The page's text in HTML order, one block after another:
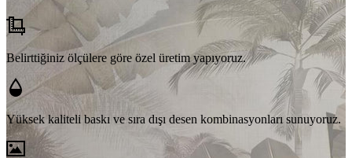
Belirttiğiniz ölçülere göre özel üretim yapıyoruz.
Yüksek kaliteli baskı ve sıra dışı desen kombinasyonları sunuyoruz.